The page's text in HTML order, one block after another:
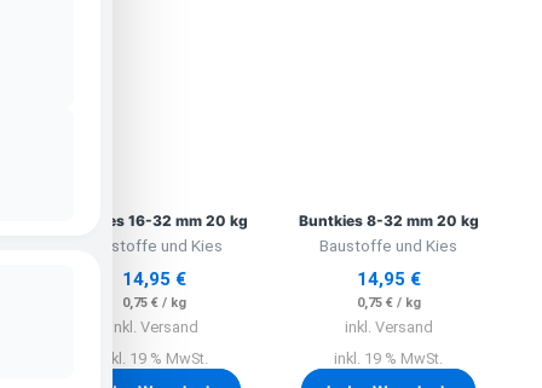
Buntkies 16-32 mm 20 kg
Baustoffe und Kies
14,95 €
0,75 €/ kg
inkl. Versand
inkl. 19 % MwSt.
Buntkies 8-32 mm 20 kg
Baustoffe und Kies
14,95 €
0,75 €/ kg
inkl. Versand
inkl. 19 % MwSt.